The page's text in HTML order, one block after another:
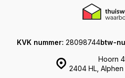
Hoorn
2404 HL, Alphen
KVK nummer: 28098744btw-